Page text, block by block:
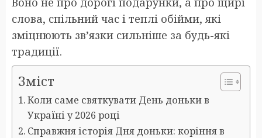
слова, спільний час і теплі обійми, які
зміцнюють зв’язки сильніше за будь-які
традиції.
Зміст
Коли саме святкувати День доньки в
Україні у 2026 році
Справжня історія Дня доньки: коріння в